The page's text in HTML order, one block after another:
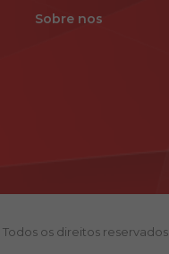
Sobre nos
Todos os direitos reservados.